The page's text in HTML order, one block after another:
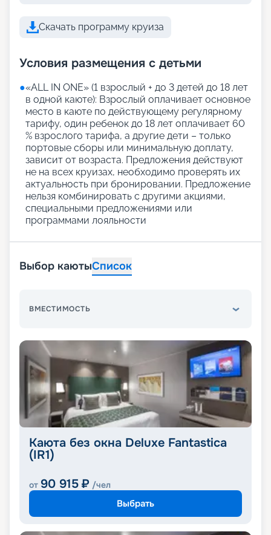
Скачать программу круиза
Условия размещения с детьми
●«АLL IN ONE» (1 взрослый + до 3 детей до 18 лет
в одной каюте): Взрослый оплачивает основное
место в каюте по действующему регулярному
тарифу, один ребенок до 18 лет оплачивает 60
% взрослого тарифа, а другие дети – только
портовые сборы или минимальную доплату,
зависит от возраста. Предложения действуют
не на всех круизах, необходимо проверять их
актуальность при бронировании. Предложение
нельзя комбинировать с другими акциями,
специальными предложениями или
программами лояльности
Выбор каютыСписок
ВМЕСТИМОСТЬ
Каюта без окна Deluxe Fantastica
(IR1)
от 90 915 ₽ /чел
Выбрать